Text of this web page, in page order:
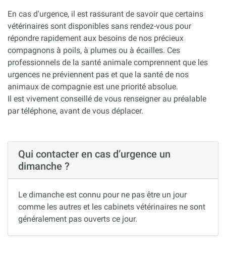
En cas d'urgence, il est rassurant de savoir que certains
vétérinaires sont disponibles sans rendez-vous pour
répondre rapidement aux besoins de nos précieux
compagnons à poils, à plumes ou à écailles. Ces
professionnels de la santé animale comprennent que les
urgences ne préviennent pas et que la santé de nos
animaux de compagnie est une priorité absolue.
Il est vivement conseillé de vous renseigner au préalable
par téléphone, avant de vous déplacer.
Qui contacter en cas d’urgence un
dimanche ?
Le dimanche est connu pour ne pas être un jour
comme les autres et les cabinets vétérinaires ne sont
généralement pas ouverts ce jour.